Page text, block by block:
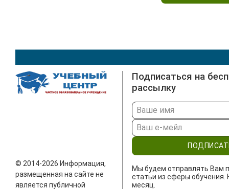
© 2014-2026 Информация,
размещенная на сайте не
является публичной
Подписаться на
рассылку
Мы будем отправлять Вам
статьи из сферы обучения.
месяц.